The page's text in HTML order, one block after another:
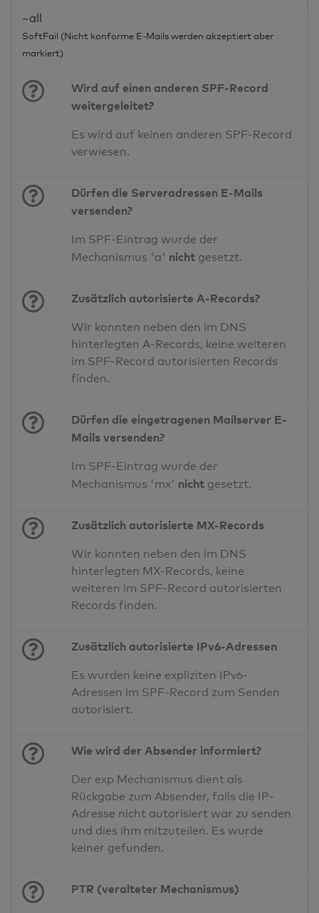
~all
SoftFail (Nicht konforme E-Mails werden akzeptiert aber
markiert)
Wird auf einen anderen SPF-Record
weitergeleitet?
Es wird auf keinen anderen SPF-Record
verwiesen.
Dürfen die Serveradressen E-Mails
versenden?
Im SPF-Eintrag wurde der
Mechanismus 'a' nicht gesetzt.
Zusätzlich autorisierte A-Records?
Wir konnten neben den im DNS
hinterlegten A-Records, keine weiteren
im SPF-Record autorisierten Records
finden.
Dürfen die eingetragenen Mailserver E-
Mails versenden?
Im SPF-Eintrag wurde der
Mechanismus 'mx' nicht gesetzt.
Zusätzlich autorisierte MX-Records
Wir konnten neben den im DNS
hinterlegten MX-Records, keine
weiteren im SPF-Record autorisierten
Records finden.
Zusätzlich autorisierte IPv6-Adressen
Es wurden keine expliziten IPv6-
Adressen im SPF-Record zum Senden
autorisiert.
Wie wird der Absender informiert?
Der exp Mechanismus dient als
Rückgabe zum Absender, falls die IP-
Adresse nicht autorisiert war zu senden
und dies ihm mitzuteilen. Es wurde
keiner gefunden.
PTR (veralteter Mechanismus)